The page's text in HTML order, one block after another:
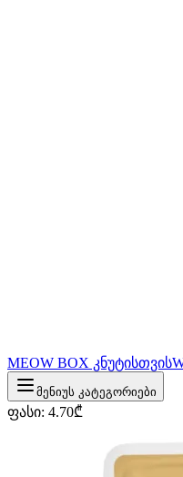
MEOW BOX კნუტისთვის
მენიუს კატეგორიები
ფასი: 4.70₾